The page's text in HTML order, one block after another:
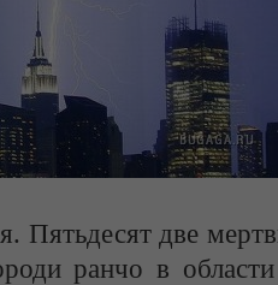
Пятьдесят две
ранчо в